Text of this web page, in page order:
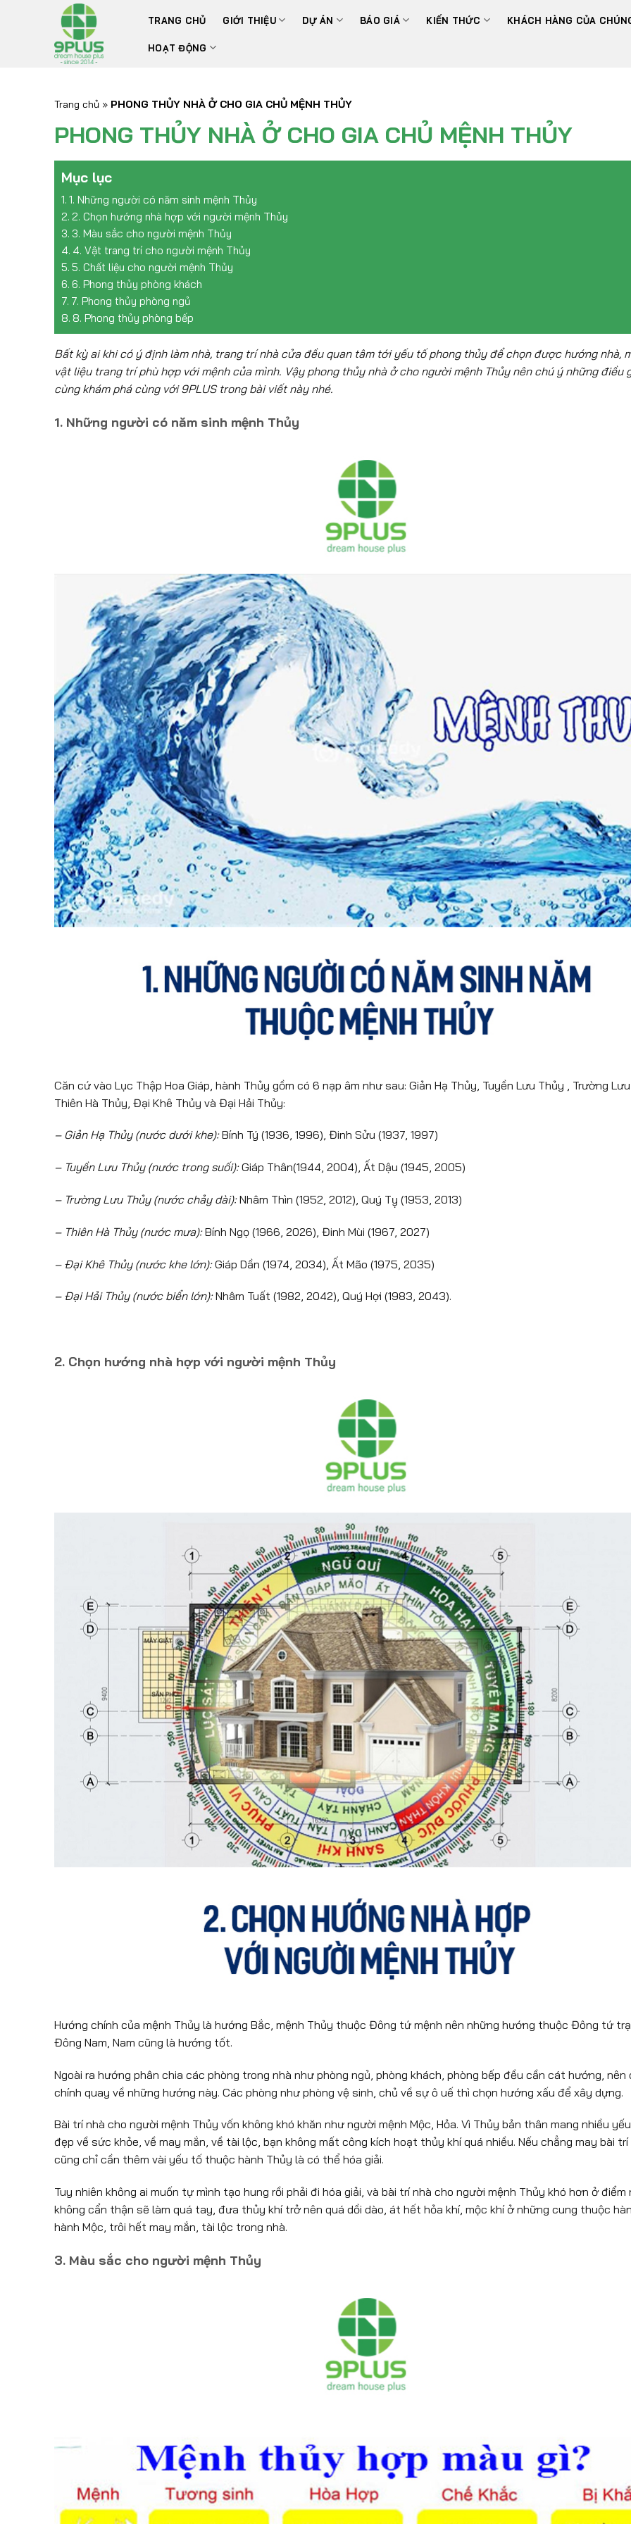
TRANG CHỦ GIỚI THIỆU DỰ ÁN BÁO GIÁ KIẾN THỨC KHÁCH HÀNG CỦA
HOẠT ĐỘNG
Trang chủ » PHONG THỦY NHÀ Ở CHO GIA CHỦ MỆNH THỦY
PHONG THỦY NHÀ Ở CHO GIA CHỦ MỆNH THỦY
Mục lục
1. Những người có năm sinh mệnh Thủy
2. Chọn hướng nhà hợp với người mệnh Thủy
3. Màu sắc cho người mệnh Thủy
4. Vật trang trí cho người mệnh Thủy
5. Chất liệu cho người mệnh Thủy
6. Phong thủy phòng khách
7. Phong thủy phòng ngủ
8. Phong thủy phòng bếp
Bất kỳ ai khi có ý định làm nhà, trang trí nhà cửa đều quan tâm tới yếu tố phong thủy để chọn được hướng nhà,
vật liệu trang trí phù hợp với mệnh của mình. Vậy phong thủy nhà ở cho người mệnh Thủy nên chú ý những điều
cùng khám phá cùng với 9PLUS trong bài viết này nhé.
1. Những người có năm sinh mệnh Thủy
Căn cứ vào Lục Thập Hoa Giáp, hành Thủy gồm có 6 nạp âm như sau: Giản Hạ Thủy, Tuyền Lưu Thủy , Trường Lưu
Thiên Hà Thủy, Đại Khê Thủy và Đại Hải Thủy:
– Giản Hạ Thủy (nước dưới khe):Bính Tý (1936, 1996), Đinh Sửu (1937, 1997)
– Tuyền Lưu Thủy (nước trong suối):Giáp Thân(1944, 2004), Ất Dậu (1945, 2005)
– Trường Lưu Thủy (nước chảy dài):Nhâm Thìn (1952, 2012), Quý Tỵ (1953, 2013)
– Thiên Hà Thủy (nước mưa):Bính Ngọ (1966, 2026), Đinh Mùi (1967, 2027)
– Đại Khê Thủy (nước khe lớn):Giáp Dần (1974, 2034), Ất Mão (1975, 2035)
– Đại Hải Thủy (nước biển lớn):Nhâm Tuất (1982, 2042), Quý Hợi (1983, 2043).
2. Chọn hướng nhà hợp với người mệnh Thủy
Hướng chính của mệnh Thủy là hướng Bắc, mệnh Thủy thuộc Đông tứ mệnh nên những hướng thuộc Đông tứ
Đông Nam, Nam cũng là hướng tốt.
Ngoài ra hướng phân chia các phòng trong nhà như phòng ngủ, phòng khách, phòng bếp đều cần cát hướng, nên
chính quay về những hướng này. Các phòng như phòng vệ sinh, chủ về sự ô uế thì chọn hướng xấu để xây dựng.
Bài trí nhà cho người mệnh Thủy vốn không khó khăn như người mệnh Mộc, Hỏa. Vì Thủy bản thân mang nhiều
đẹp về sức khỏe, về may mắn, về tài lộc, bạn không mất công kích hoạt thủy khí quá nhiều. Nếu chẳng may bài
cũng chỉ cần thêm vài yếu tố thuộc hành Thủy là có thể hóa giải.
Tuy nhiên không ai muốn tự mình tạo hung rồi phải đi hóa giải, và bài trí nhà cho người mệnh Thủy khó hơn ở điểm
không cẩn thận sẽ làm quá tay, đưa thủy khí trở nên quá dồi dào, át hết hỏa khí, mộc khí ở những cung thuộc
hành Mộc, trôi hết may mắn, tài lộc trong nhà.
3. Màu sắc cho người mệnh Thủy